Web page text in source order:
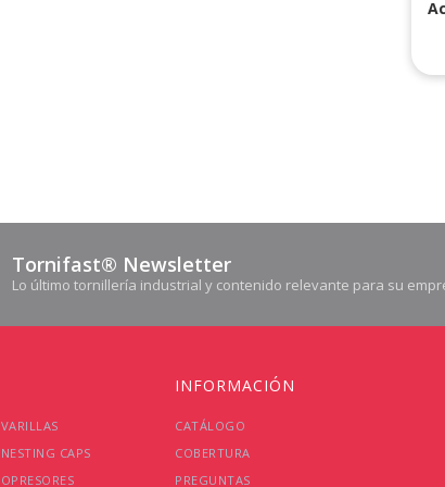
Tornifast® Newsletter
Lo último tornillería industrial y contenido relevante para su
VARILLAS
NESTING CAPS
OPRESORES
INFORMACIÓN
CATÁLOGO
COBERTURA
PREGUNTAS